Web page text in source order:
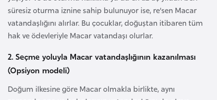
süresiz oturma iznine sahip bulunuyor ise, re’sen Macar
vatandaşlığını alırlar. Bu çocuklar, doğuştan itibaren tüm
hak ve ödevleriyle Macar vatandaşı olurlar.
2. Seçme yoluyla Macar vatandaşlığının kazanılması
(Opsiyon modeli)
Doğum ilkesine göre Macar olmakla birlikte, aynı
e
y
n
B
a
n
g